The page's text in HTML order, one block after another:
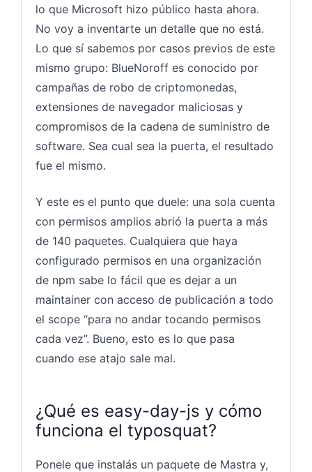
lo que Microsoft hizo público hasta ahora.
No voy a inventarte un detalle que no está.
Lo que sí sabemos por casos previos de este
mismo grupo: BlueNoroff es conocido por
campañas de robo de criptomonedas,
extensiones de navegador maliciosas y
compromisos de la cadena de suministro de
software. Sea cual sea la puerta, el resultado
fue el mismo.
Y este es el punto que duele: una sola cuenta
con permisos amplios abrió la puerta a más
de 140 paquetes. Cualquiera que haya
configurado permisos en una organización
de npm sabe lo fácil que es dejar a un
maintainer con acceso de publicación a todo
el scope “para no andar tocando permisos
cada vez”. Bueno, esto es lo que pasa
cuando ese atajo sale mal.
¿Qué es easy-day-js y cómo
funciona el typosquat?
Ponele que instalás un paquete de Mastra y,